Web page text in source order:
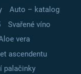
Auto – katalog
Svařené víno
vera
ascendentu
palačinky